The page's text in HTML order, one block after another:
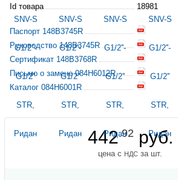
Id товара
18981
Паспорт 148B3745R
Руководство 148B3745R
Сертификат 148B3768R
Письмо о замене 084H6012R
Каталог 084H6001R
442.92 руб.
цена с НДС за шт.